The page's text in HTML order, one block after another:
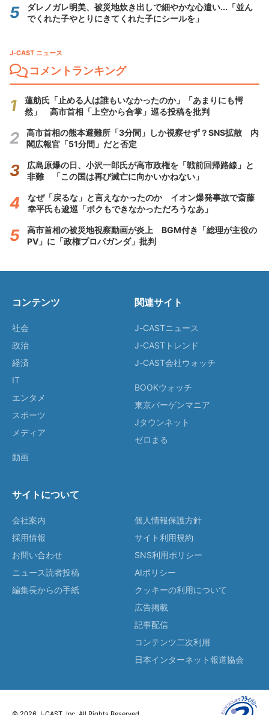
ダレノガレ明美、被災地炊き出しで細やかな心遣い...「並ん
でくれた子やとりにきてくれた子にシールを」
J-CAST ニュース
コメントランキング
蓮舫氏「止める人は誰もいなかったのか」「あまりにも愕
然」 高市首相「上空から合掌」巡る投稿を批判
高市首相の熊本避難所「3分間」しか視察せず？SNS拡散 内
閣広報官「51分間」だと否定
広島原爆の日、小沢一郎氏が高市政権を「戦前回帰路線」と
非難 「この国は再び滅亡に向かいかねない」
なぜ「戻るな」と言えなかったのか イオン爆発事故で斎藤
幸平氏も逡巡「ボクもできなかっただろうなあ」
高市首相の被災地視察動画が炎上 BGM付き「総理が主役の
PV」に「政権プロパガンダ」批判
コンテンツ
社会
政治
経済
IT
エンタメ
スポーツ
メディア
動画
関連サイト
J-CASTニュース
J-CASTトレンド
J-CAST会社ウォッチ
BOOKウォッチ
東京バーゲンマニア
Jタウンネット
ゼロまる
サイトについて
会社案内
採用情報
お問い合わせ
ニュース読者投稿
編集長からの手紙
個人情報保護方針
サイト利用規約
SNS利用ポリシー
AIポリシー
クッキーの利用について
広告掲載
記事配信
コンテンツ二次利用
日本インターネット報道協会